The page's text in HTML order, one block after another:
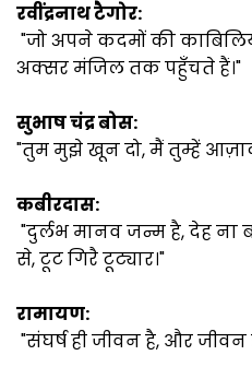
रवींद्रनाथ टैगोर:
"जो अपने कदमों की
अक्सर मंजिल तक पहुँचते हैं।"
सुभाष चंद्र बोस:
"तुम मुझे खून दो, मैं तुम्हें
कबीरदास:
"दुर्लभ मानव जन्म है, देह ना
से, टूट गिरै टूट्यार।"
रामायण:
"संघर्ष ही जीवन है, और जीवन